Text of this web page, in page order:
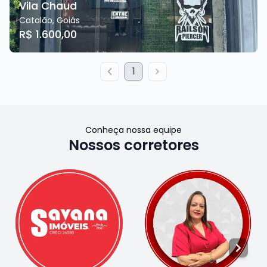
Vila Chaud
Catalão, Goiás
R$ 1.600,00
1
Conheça nossa equipe
Nossos corretores